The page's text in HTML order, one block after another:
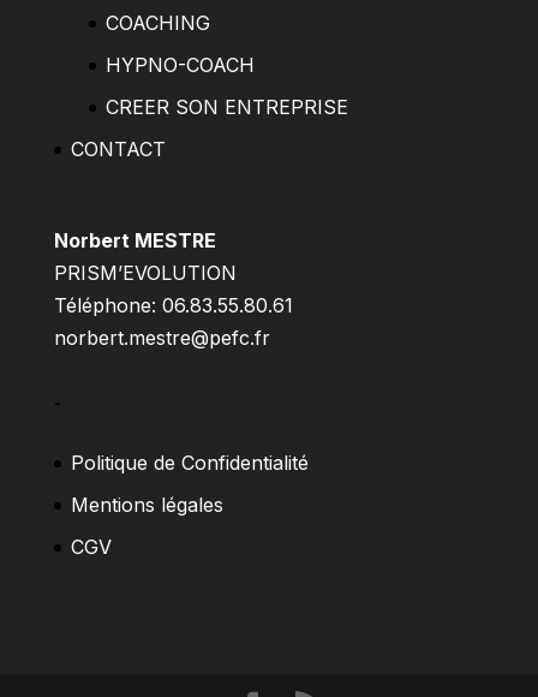
COACHING
HYPNO-COACH
CREER SON ENTREPRISE
CONTACT
Norbert MESTRE
PRISM’EVOLUTION
Téléphone: 06.83.55.80.61
norbert.mestre@pefc.fr
–
Politique de Confidentialité
Mentions légales
CGV